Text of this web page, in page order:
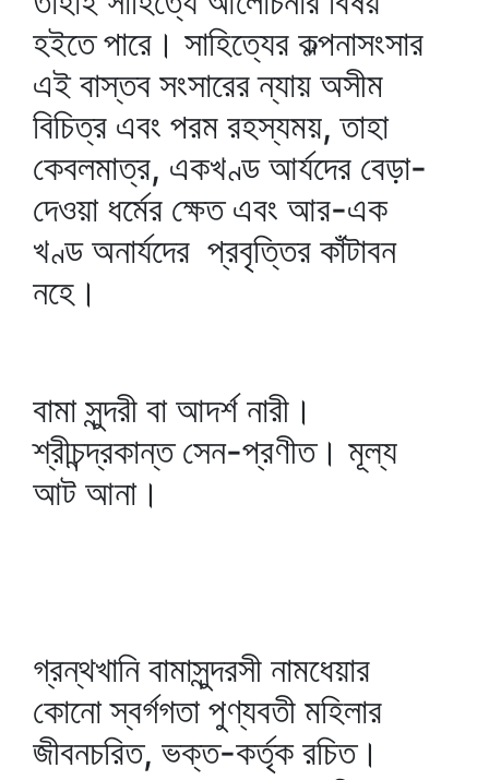
হইতে পারে। সাহিত্যের কল্পনাসংসার
এই বাস্তব সংসারের ন্যায় অসীম
বিচিত্র এবং পরম রহস্যময়, তাহা
কেবলমাত্র, একখণ্ড আর্যদের বেড়া-
দেওয়া ধর্মের ক্ষেত এবং আর-এক
খণ্ড অনার্যদের প্রবৃত্তির কাঁটাবন
নহে।
বামা সুন্দরী বা আদর্শ নারী।
শ্রীচন্দ্রকান্ত সেন-প্রণীত। মূল্য
আট আনা।
গ্রন্থখানি বামাসুন্দরসী নামধেয়ার
কোনো স্বর্গগতা পুণ্যবতী মহিলার
জীবনচরিত, ভক্ত-কর্তৃক রচিত।